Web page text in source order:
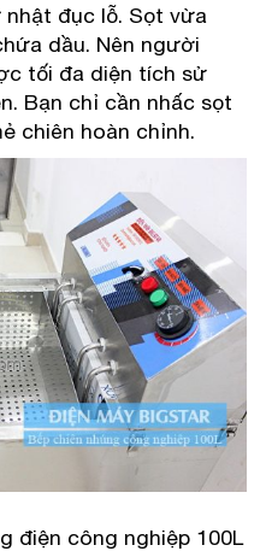
đục lỗ. Sọt vừa
dầu. Nên người
tối đa diện tích sử
Bạn chỉ cần nhấc sọt
chiên hoàn chỉnh.
điện công nghiệp 100L